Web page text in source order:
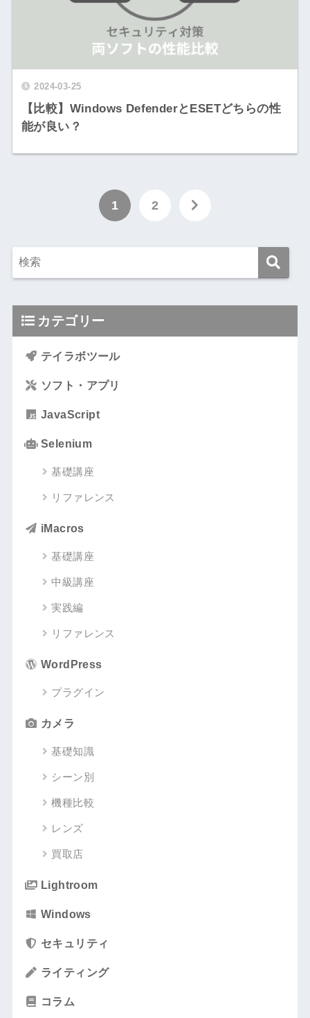
2024-03-25
【比較】Windows DefenderとESETどちらの性
能が良い？
1 2
カテゴリー
テイラボツール
ソフト・アプリ
JavaScript
Selenium
基礎講座
リファレンス
iMacros
基礎講座
中級講座
実践編
リファレンス
WordPress
プラグイン
カメラ
基礎知識
シーン別
機種比較
レンズ
買取店
Lightroom
Windows
セキュリティ
ライティング
コラム